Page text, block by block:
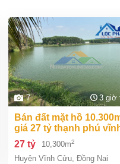
7 3 giờ
bán đất mặt hồ 10.300m2
giá 27 tỷ thạnh phú
cửu đồng nai.
27 tỷ 10,300m2
Huyện Vĩnh Cửu, Đồng Nai